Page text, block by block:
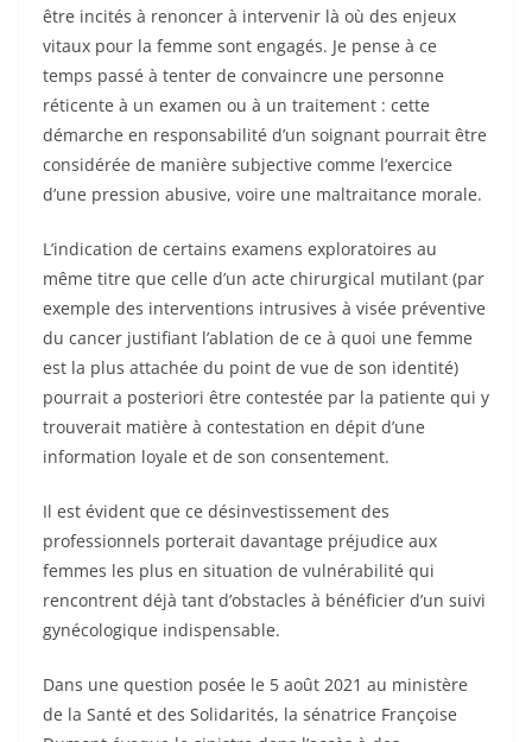
être incités à renoncer à intervenir là où des enjeux
vitaux pour la femme sont engagés. Je pense à ce
temps passé à tenter de convaincre une personne
réticente à un examen ou à un traitement : cette
démarche en responsabilité d’un soignant pourrait être
considérée de manière subjective comme l’exercice
d’une pression abusive, voire une maltraitance morale.
L’indication de certains examens exploratoires au
même titre que celle d’un acte chirurgical mutilant (par
exemple des interventions intrusives à visée préventive
du cancer justifiant l’ablation de ce à quoi une femme
est la plus attachée du point de vue de son identité)
pourrait a posteriori être contestée par la patiente qui y
trouverait matière à contestation en dépit d’une
information loyale et de son consentement.
Il est évident que ce désinvestissement des
professionnels porterait davantage préjudice aux
femmes les plus en situation de vulnérabilité qui
rencontrent déjà tant d’obstacles à bénéficier d’un suivi
gynécologique indispensable.
Dans une question posée le 5 août 2021 au ministère
de la Santé et des Solidarités, la sénatrice Françoise